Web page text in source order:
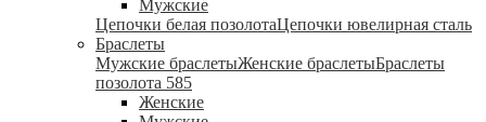
Мужские
Цепочки белая позолотаЦепочки ювелирная сталь
Браслеты
Мужские браслетыЖенские браслетыБраслеты
позолота 585
Женские